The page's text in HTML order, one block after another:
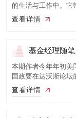
的生活与工作中。它
查看详情
基金经理随
的巨大变...
本期作者今年年初美
国政要在达沃斯论坛
查看详情